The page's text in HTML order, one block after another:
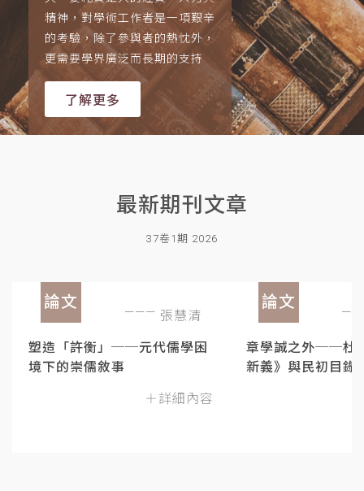
精神，對學術工作者是一項艱辛
的考驗，除了參與者的熱忱外，
更需要學界廣泛而長期的支持
了解更多
最新期刊文章
37卷1期 2026
論文
張慧清
塑造「許衡」──元代儒學困
境下的崇儒敘事
＋詳細內容
論文
章學誠之外──杜
新義》與民初目錄